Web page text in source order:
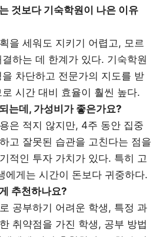
것보다 기숙학원이 나은 이유
을 세워도 지키기 어렵고, 모르
하는 데 한계가 있다. 기숙학원
차단하고 전문가의 지도를 받
시간 대비 효율이 훨씬 높다.
는데, 가성비가 좋은가요?
은 적지 않지만, 4주 동안 집중
고 잘못된 습관을 고친다는 점을
적인 투자 가치가 있다. 특히 고
에게는 시간이 돈보다 귀중하다.
추천하나요?
공부하기 어려운 학생, 특정 과
취약점을 가진 학생, 공부 방법